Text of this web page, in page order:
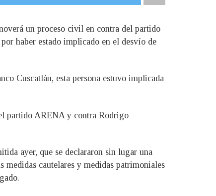
un proceso civil en contra del partido
haber estado implicado en el desvío de
Cuscatlán, esta persona estuvo implicada
partido ARENA y contra Rodrigo
ayer, que se declararon sin lugar una
medidas cautelares y medidas patrimoniales